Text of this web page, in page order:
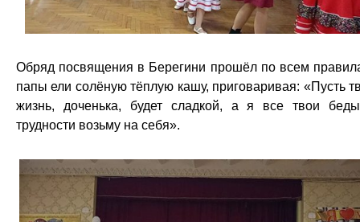
Обряд посвящения в Берегини прошёл по всем
папы ели солёную тёплую кашу, приговаривая: «Пусть
жизнь, доченька, будет сладкой, а я все твои
трудности возьму на себя».